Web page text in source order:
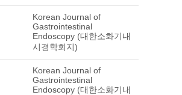
Korean Journal of
Gastrointestinal
Endoscopy (대한소화기내
시경학회지)
Korean Journal of
Gastrointestinal
Endoscopy (대한소화기내